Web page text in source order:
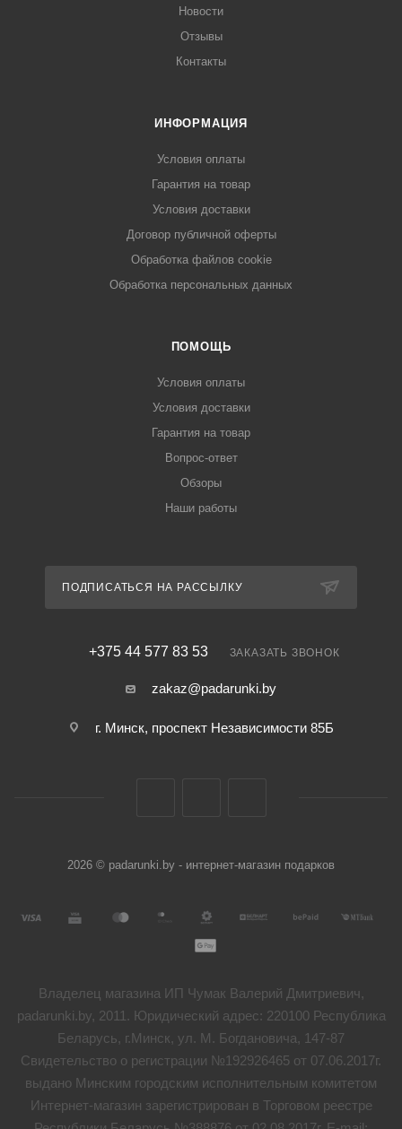
Новости
Отзывы
Контакты
ИНФОРМАЦИЯ
Условия оплаты
Гарантия на товар
Условия доставки
Договор публичной оферты
Обработка файлов cookie
Обработка персональных данных
ПОМОЩЬ
Условия оплаты
Условия доставки
Гарантия на товар
Вопрос-ответ
Обзоры
Наши работы
ПОДПИСАТЬСЯ НА РАССЫЛКУ
+375 44 577 83 53 ЗАКАЗАТЬ ЗВОНОК
zakaz@padarunki.by
г. Минск, проспект Независимости 85Б
2026 © padarunki.by - интернет-магазин подарков
Владелец магазина ИП Чумак Валерий Дмитриевич,
padarunki.by, 2011. Юридический адрес: 220100 Республика
Беларусь, г.Минск, ул. М. Богдановича, 147-87
Свидетельство о регистрации №192926465 от 07.06.2017г.
выдано Минским городским исполнительным комитетом
Интернет-магазин зарегистрирован в Торговом реестре